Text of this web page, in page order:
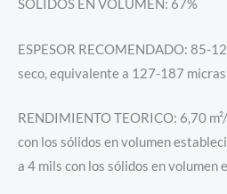
SOLIDOS EN VOLUMEN: 67%
ESPESOR RECOMENDADO: 85-
seco, equivalente a 127-187
RENDIMIENTO TEORICO: 6,70
con los sólidos en volumen
a 4 mils con los sólidos en volumen